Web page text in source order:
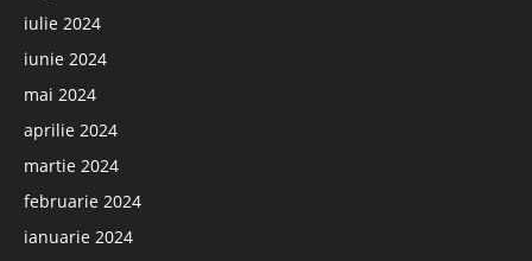
iulie 2024
iunie 2024
mai 2024
aprilie 2024
martie 2024
februarie 2024
ianuarie 2024